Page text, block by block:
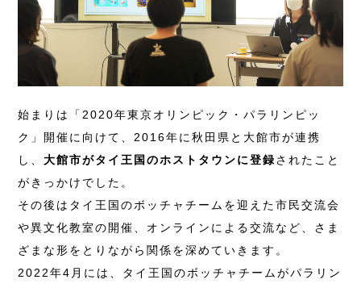
始まりは「2020年東京オリンピック・パラリンピッ
ク」開催に向けて、2016年に秋田県と大館市が連携
し、大館市がタイ王国のホストタウンに登録されたこと
がきっかけでした。
その後はタイ王国のボッチャチームを迎えた市民交流会
や異文化教室の開催、オンラインによる交流など、さま
ざまな形をとりながら関係を深めていきます。
2022年4月には、タイ王国のボッチャチームがパラリン